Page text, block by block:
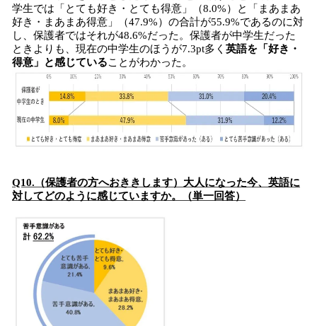
学生では「とても好き・とても得意」（8.0%）と「まあまあ
好き・まあまあ得意」（47.9%）の合計が55.9%であるのに対
し、保護者ではそれが48.6%だった。保護者が中学生だった
ときよりも、現在の中学生のほうが7.3pt多く 英語を「好き・
得意」と感じていることがわかった。
Q10.（保護者の方へおききします）大人になった今、英語に
対してどのように感じていますか。（単一回答）